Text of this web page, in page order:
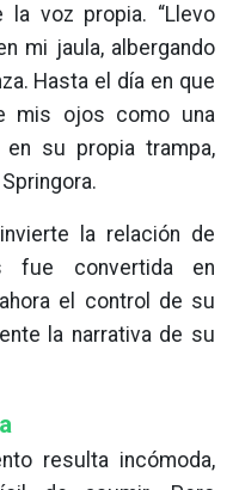
la voz propia. “Llevo
mi jaula, albergando
Hasta el día en que
mis ojos como una
en su propia trampa,
la relación de
fue convertida en
el control de su
la narrativa de su
resulta incómoda,